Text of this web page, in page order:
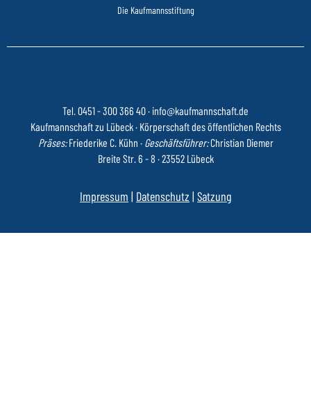
Die Kaufmannsstiftung
Tel. 0451 - 300 366 40·info@kaufmannschaft.de
Kaufmannschaft zu Lübeck · Körperschaft des öffentlichen Rechts
Präses:Friederike C. Kühn · Geschäftsführer:Christian Diemer
Breite Str. 6 - 8 · 23552 Lübeck
Impressum | Datenschutz | Satzung